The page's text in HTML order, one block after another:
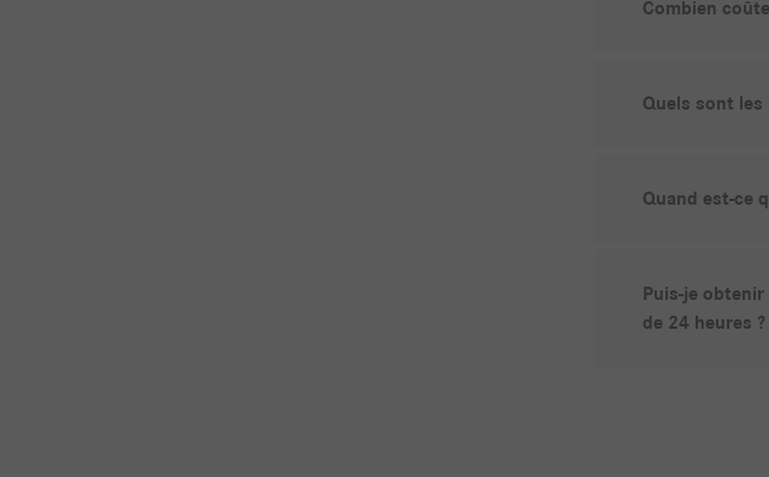
Combien
Quels sont les
Quand est-ce
Puis-je
de 24 heures ?